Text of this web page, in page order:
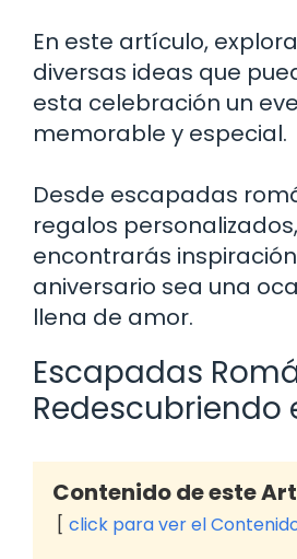
En este artículo,
diversas ideas que
esta celebración un
memorable y especial.
Desde escapadas
regalos
encontrarás
aniversario sea una
llena de amor.
Escapadas
Redescubriendo
Contenido de este
click para ver el